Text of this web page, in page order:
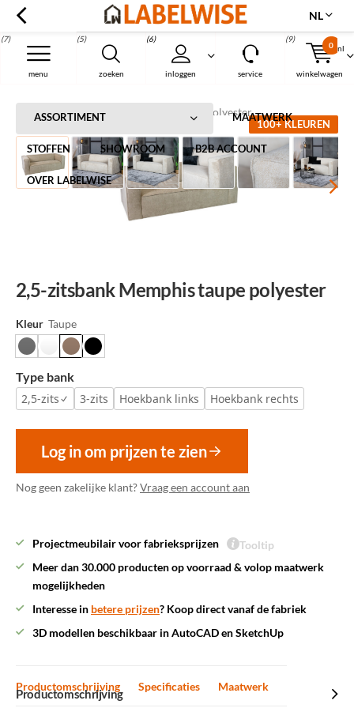
nl
zoeken
(5)
inloggen
(6)
menu
(7)
service winkelwagen
0
(9)
Menu
NL
ASSORTIMENT MAATWERK
STOFFEN SHOWROOM B2B ACCOUNT
OVER LABELWISE
Home 2,5-zitsbank Memphis taupe polyester
100+ KLEUREN
2,5-zitsbank Memphis taupe polyester
Kleur Taupe
Type bank
2,5-zits
3-zits Hoekbank links Hoekbank rechts
Log in om prijzen te zien
Nog geen zakelijke klant?Vraag een account aan
Projectmeubilair voor fabrieksprijzen
Tooltip
Meer dan 30.000 producten op voorraad & volop maatwerk
mogelijkheden
Interesse in betere prijzen? Koop direct vanaf de fabriek
3D modellen beschikbaar in AutoCAD en SketchUp
Productomschrijving Specificaties Maatwerk
Productomschrijving